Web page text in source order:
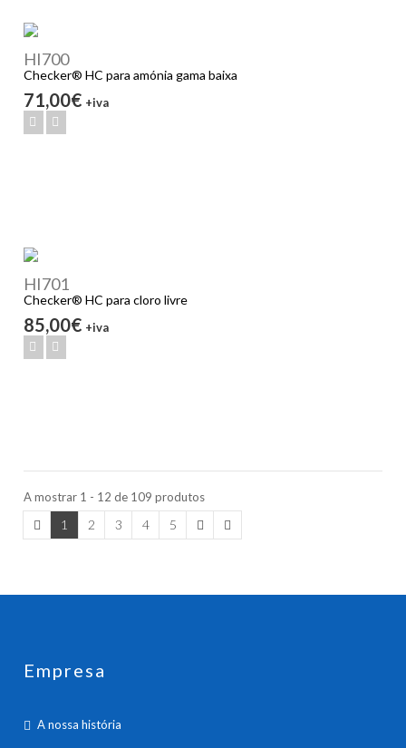
HI700
Checker® HC para amónia gama baixa
71,00€ +iva
HI701
Checker® HC para cloro livre
85,00€ +iva
A mostrar 1 - 12 de 109 produtos
1 2 3 4 5
Empresa
A nossa história